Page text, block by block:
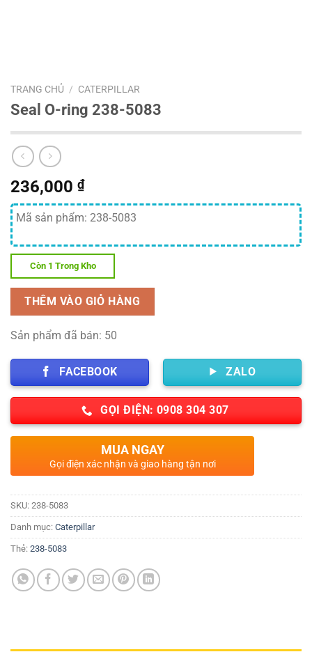
TRANG CHỦ / CATERPILLAR
Seal O-ring 238-5083
236,000 ₫
Mã sản phẩm: 238-5083
Còn 1 Trong Kho
THÊM VÀO GIỎ HÀNG
Sản phẩm đã bán: 50
FACEBOOK ZALO
GỌI ĐIỆN: 0908 304 307
MUA NGAY
Gọi điện xác nhận và giao hàng tận nơi
SKU: 238-5083
Danh mục: Caterpillar
Thẻ: 238-5083